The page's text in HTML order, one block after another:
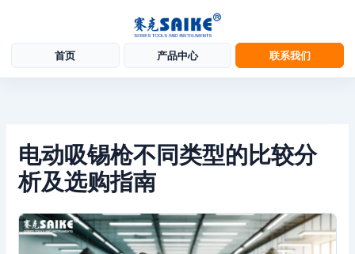
首页 产品中心 联系我们
电动吸锡枪不同类型的比较分
析及选购指南